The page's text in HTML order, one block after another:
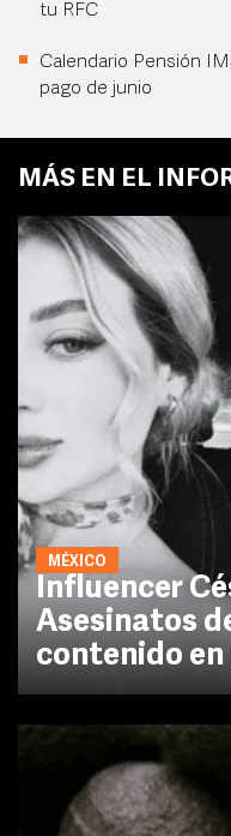
tu RFC
Calendario Pensión
pago de junio
MÁS EN EL
MÉXICO
Influencer
Asesinatos
contenido en